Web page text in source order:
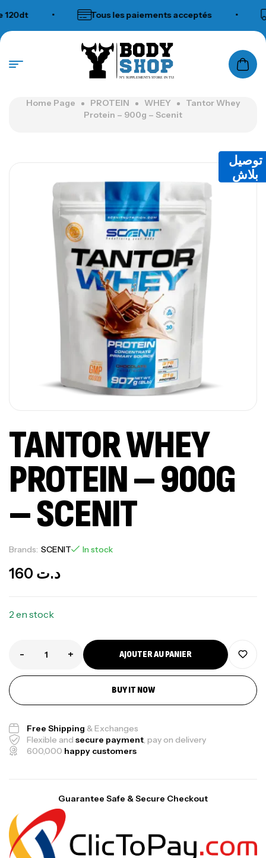
• Tous les paiements acceptés •
N°1 SUPPLEMENTS STORE IN TUNISIA
Home Page PROTEIN WHEY
Tantor Whey
Protein – 900g – Scenit
توصيل
بلاش
TANTOR WHEY
PROTEIN – 900G
– SCENIT
Brands: SCENIT In stock
د.ت
2 en stock
- + AJOUTER AU PANIER
BUY IT NOW
Free Shipping & Exchanges
Flexible and secure payment, pay on delivery
600,000 happy customers
Guarantee Safe & Secure Checkout